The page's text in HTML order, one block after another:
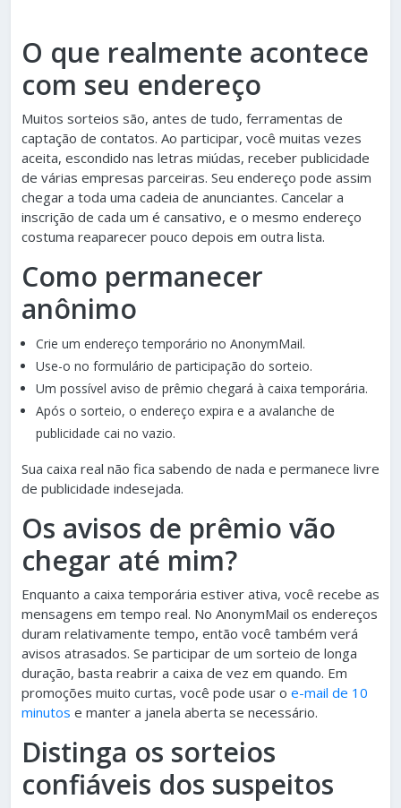
O que realmente acontece
com seu endereço
Muitos sorteios são, antes de tudo, ferramentas de
captação de contatos. Ao participar, você muitas vezes
aceita, escondido nas letras miúdas, receber publicidade
de várias empresas parceiras. Seu endereço pode assim
chegar a toda uma cadeia de anunciantes. Cancelar a
inscrição de cada um é cansativo, e o mesmo endereço
costuma reaparecer pouco depois em outra lista.
Como permanecer
anônimo
Crie um endereço temporário no AnonymMail.
Use-o no formulário de participação do sorteio.
Um possível aviso de prêmio chegará à caixa temporária.
Após o sorteio, o endereço expira e a avalanche de
publicidade cai no vazio.
Sua caixa real não fica sabendo de nada e permanece livre
de publicidade indesejada.
Os avisos de prêmio vão
chegar até mim?
Enquanto a caixa temporária estiver ativa, você recebe as
mensagens em tempo real. No AnonymMail os endereços
duram relativamente tempo, então você também verá
avisos atrasados. Se participar de um sorteio de longa
duração, basta reabrir a caixa de vez em quando. Em
promoções muito curtas, você pode usar o e-mail de 10
minutos e manter a janela aberta se necessário.
Distinga os sorteios
confiáveis dos suspeitos